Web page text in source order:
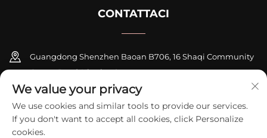
CONTATTACI
Guangdong Shenzhen Baoan B706, 16 Shaqi Community
Centre Road, Xinqiao Street
+86-18948311339
[email protected]
We value your privacy
We use cookies and similar tools to provide our services.
If you don't want to accept all cookies, click Personalize
cookies.